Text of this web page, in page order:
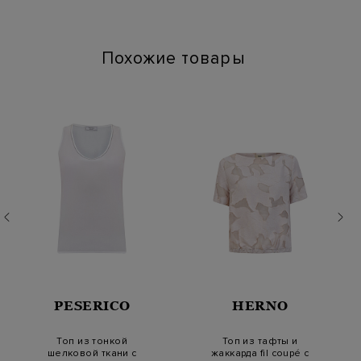
Похожие товары
PESERICO
Топ из тонкой
шелковой ткани с
HERNO
Топ из тафты и
жаккарда fil coupé с